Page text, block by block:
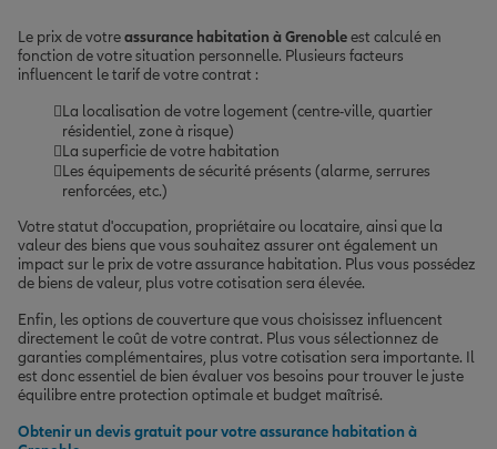
Le prix de votreassurance habitation à Grenobleest calculé en
fonction de votre situation personnelle. Plusieurs facteurs
influencent le tarif de votre contrat :
La localisation de votre logement (centre-ville, quartier
résidentiel, zone à risque)
La superficie de votre habitation
Les équipements de sécurité présents (alarme, serrures
renforcées, etc.)
Votre statut d'occupation, propriétaire ou locataire, ainsi que la
valeur des biens que vous souhaitez assurer ont également un
impact sur le prix de votre assurance habitation. Plus vous possédez
de biens de valeur, plus votre cotisation sera élevée.
Enfin, les options de couverture que vous choisissez influencent
directement le coût de votre contrat. Plus vous sélectionnez de
garanties complémentaires, plus votre cotisation sera importante. Il
est donc essentiel de bien évaluer vos besoins pour trouver le juste
équilibre entre protection optimale et budget maîtrisé.
Obtenir un devis gratuit pour votre assurance habitation à